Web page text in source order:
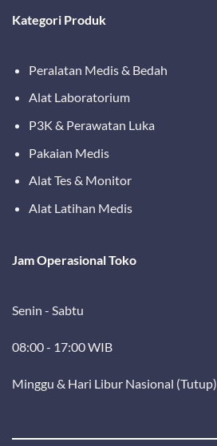
Kategori Produk
Peralatan Medis & Bedah
Alat Laboratorium
P3K & Perawatan Luka
Pakaian Medis
Alat Tes & Monitor
Alat Latihan Medis
Jam Operasional Toko
Senin - Sabtu
08:00 - 17:00 WIB
Minggu & Hari Libur Nasional (Tutup)